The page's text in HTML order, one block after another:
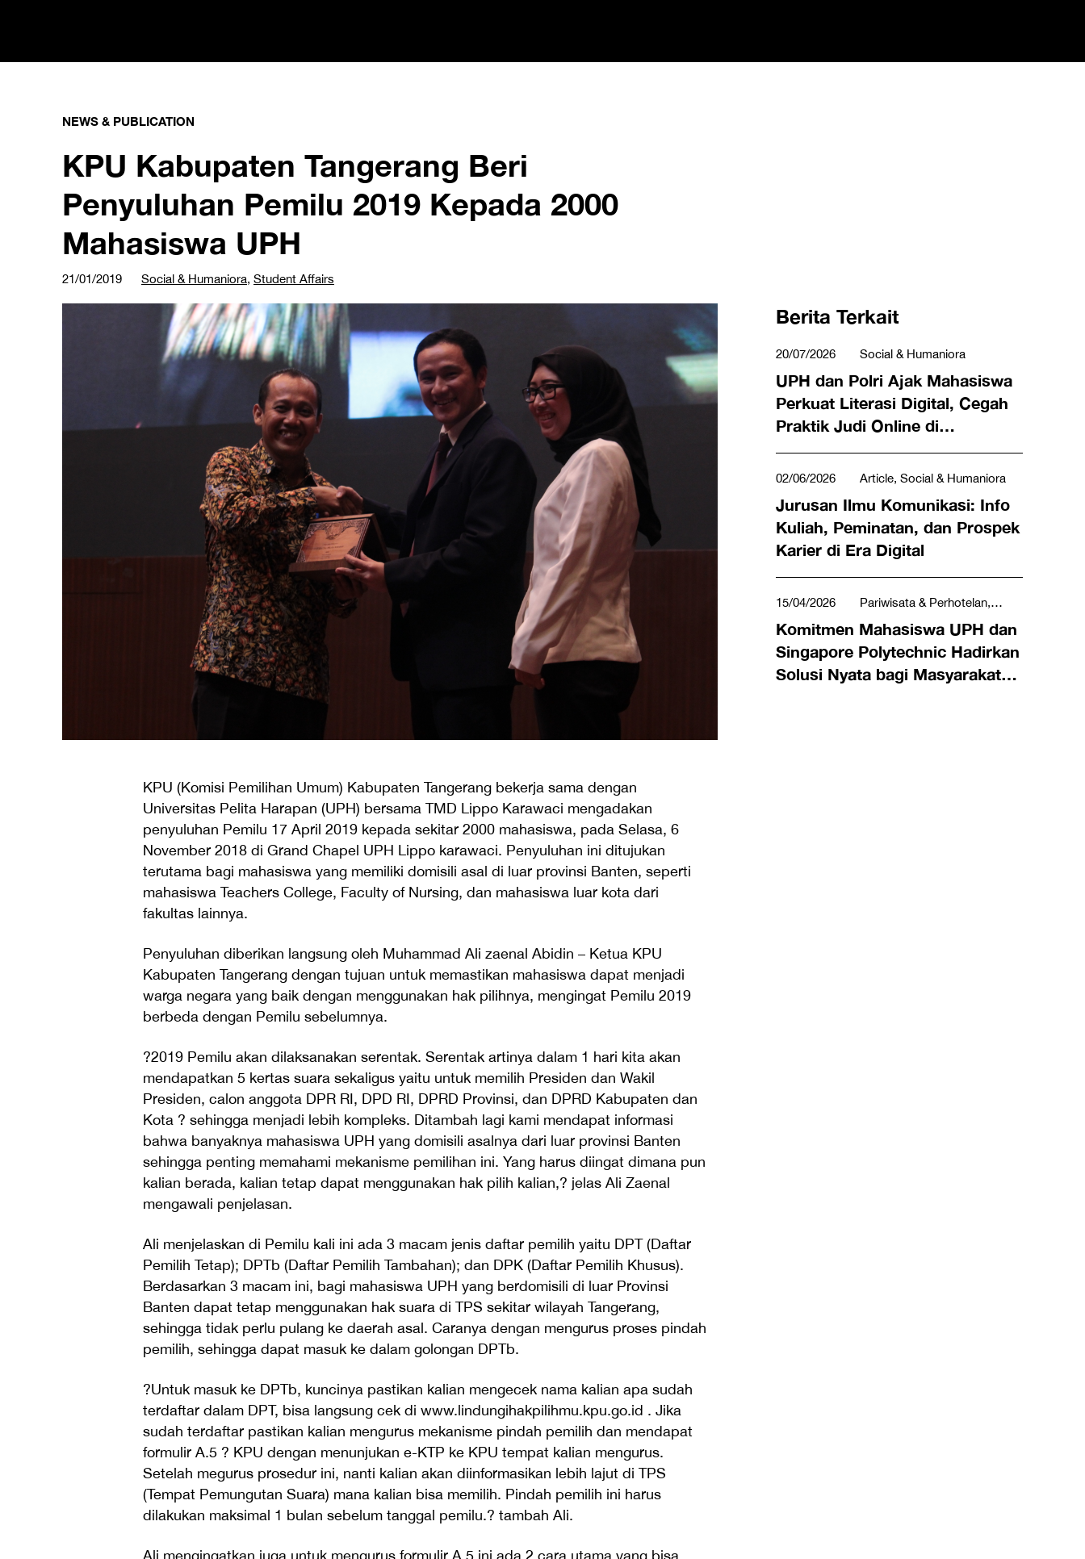
NEWS & PUBLICATION
KPU Kabupaten Tangerang Beri
Penyuluhan Pemilu 2019 Kepada 2000
Mahasiswa UPH
21/01/2019 Social & Humaniora, Student Affairs
KPU (Komisi Pemilihan Umum) Kabupaten Tangerang bekerja sama dengan
Universitas Pelita Harapan (UPH) bersama TMD Lippo Karawaci mengadakan
penyuluhan Pemilu 17 April 2019 kepada sekitar 2000 mahasiswa, pada Selasa, 6
November 2018 di Grand Chapel UPH Lippo karawaci. Penyuluhan ini ditujukan
terutama bagi mahasiswa yang memiliki domisili asal di luar provinsi Banten, seperti
mahasiswa Teachers College, Faculty of Nursing, dan mahasiswa luar kota dari
fakultas lainnya.
Penyuluhan diberikan langsung oleh Muhammad Ali zaenal Abidin – Ketua KPU
Kabupaten Tangerang dengan tujuan untuk memastikan mahasiswa dapat menjadi
warga negara yang baik dengan menggunakan hak pilihnya, mengingat Pemilu 2019
berbeda dengan Pemilu sebelumnya.
?2019 Pemilu akan dilaksanakan serentak. Serentak artinya dalam 1 hari kita akan
mendapatkan 5 kertas suara sekaligus yaitu untuk memilih Presiden dan Wakil
Presiden, calon anggota DPR RI, DPD RI, DPRD Provinsi, dan DPRD Kabupaten dan
Kota ? sehingga menjadi lebih kompleks. Ditambah lagi kami mendapat informasi
bahwa banyaknya mahasiswa UPH yang domisili asalnya dari luar provinsi Banten
sehingga penting memahami mekanisme pemilihan ini. Yang harus diingat dimana pun
kalian berada, kalian tetap dapat menggunakan hak pilih kalian,? jelas Ali Zaenal
mengawali penjelasan.
Ali menjelaskan di Pemilu kali ini ada 3 macam jenis daftar pemilih yaitu DPT (Daftar
Pemilih Tetap); DPTb (Daftar Pemilih Tambahan); dan DPK (Daftar Pemilih Khusus).
Berdasarkan 3 macam ini, bagi mahasiswa UPH yang berdomisili di luar Provinsi
Banten dapat tetap menggunakan hak suara di TPS sekitar wilayah Tangerang,
sehingga tidak perlu pulang ke daerah asal. Caranya dengan mengurus proses pindah
pemilih, sehingga dapat masuk ke dalam golongan DPTb.
?Untuk masuk ke DPTb, kuncinya pastikan kalian mengecek nama kalian apa sudah
terdaftar dalam DPT, bisa langsung cek di www.lindungihakpilihmu.kpu.go.id . Jika
sudah terdaftar pastikan kalian mengurus mekanisme pindah pemilih dan mendapat
formulir A.5 ? KPU dengan menunjukan e-KTP ke KPU tempat kalian mengurus.
Setelah megurus prosedur ini, nanti kalian akan diinformasikan lebih lajut di TPS
(Tempat Pemungutan Suara) mana kalian bisa memilih. Pindah pemilih ini harus
dilakukan maksimal 1 bulan sebelum tanggal pemilu.? tambah Ali.
Berita Terkait
20/07/2026 Social & Humaniora
UPH dan Polri Ajak Mahasiswa
Perkuat Literasi Digital, Cegah
Praktik Judi Online di
Lingkungan Kampus
02/06/2026 Article, Social & Humaniora
Jurusan Ilmu Komunikasi: Info
Kuliah, Peminatan, dan Prospek
Karier di Era Digital
15/04/2026
Budaya, Musik & Desain, Social & Humaniora
Komitmen Mahasiswa UPH dan
Singapore Polytechnic Hadirkan
Solusi Nyata bagi Masyarakat